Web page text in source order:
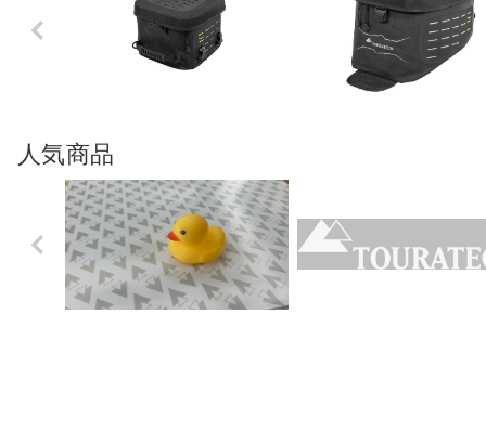
Previo
us
人気商品
Previo
us